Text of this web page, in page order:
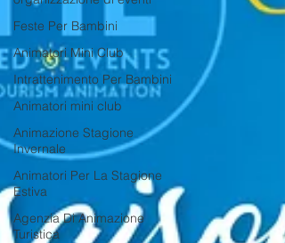
Feste Per Bambini
Animatori Mini Club
Intrattenimento Per Bambini
Animatori mini club
Animazione Stagione
Invernale
Animatori Per La Stagione
Estiva
Agenzia Di Animazione
Turistica